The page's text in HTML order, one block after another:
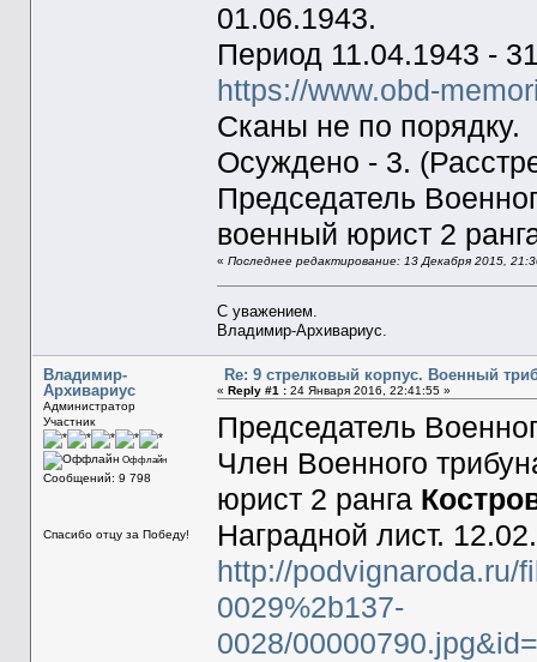
01.06.1943.
Период 11.04.1943 -
https://www.obd-
Сканы не по порядку.
Осуждено - 3.
Председатель
военный юрист 2
« Последнее редактирование: 13 Декабря 2015,
С уважением.
Владимир-Архивариус.
Владимир-
Архивариус
Администратор
Участник
Оффлайн
Сообщений: 9 798
Спасибо отцу за Победу!
Re: 9 стрелковый корпус. Военный
« Reply #1 :24 Января 2016, 22:41:55 »
Председатель
Член Военного
юрист 2 ранга
Наградной лист.
http://podvignaroda.ru/
0029%2b137-
0028/